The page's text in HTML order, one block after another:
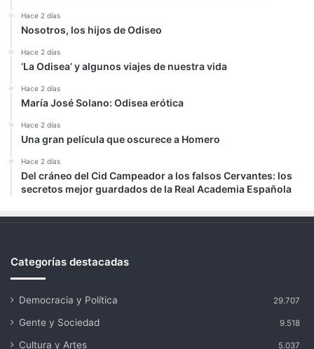
Hace 2 días
Nosotros, los hijos de Odiseo
Hace 2 días
‘La Odisea’ y algunos viajes de nuestra vida
Hace 2 días
María José Solano: Odisea erótica
Hace 2 días
Una gran película que oscurece a Homero
Hace 2 días
Del cráneo del Cid Campeador a los falsos Cervantes: los
secretos mejor guardados de la Real Academia Española
Categorías destacadas
Democracia y Política 29.707
Gente y Sociedad 9.518
Cultura y Artes 5.037